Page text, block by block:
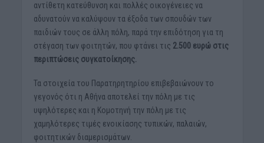
αντίθετη κατεύθυνση και πολλές οικογένειες να
αδυνατούν να καλύψουν τα έξοδα των σπουδών των
παιδιών τους σε άλλη πόλη, παρά την επιδότηση για τη
στέγαση των φοιτητών, που φτάνει τις 2.500 ευρώ στις
περιπτώσεις συγκατοίκησης.
Τα στοιχεία του Παρατηρητηρίου επιβεβαιώνουν το
γεγονός ότι η Αθήνα αποτελεί την πόλη με τις
υψηλότερες και η Κομοτηνή την πόλη με τις
χαμηλότερες τιμές ενοικίασης τυπικών, παλαιών,
φοιτητικών διαμερισμάτων.